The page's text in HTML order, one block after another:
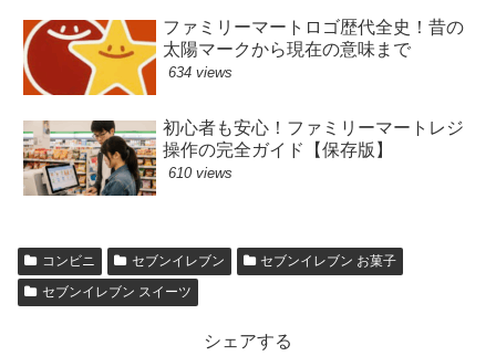
ファミリーマートロゴ歴代全史！昔の
太陽マークから現在の意味まで
634 views
初心者も安心！ファミリーマートレジ
操作の完全ガイド【保存版】
610 views
コンビニ セブンイレブン
セブンイレブン お菓子
セブンイレブン スイーツ
シェアする